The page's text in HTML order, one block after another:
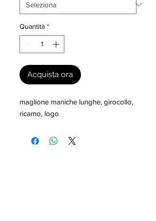
Quantità *
Acquista ora
maglione maniche lunghe, girocollo,
ricamo, logo